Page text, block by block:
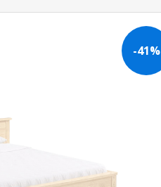
-41%